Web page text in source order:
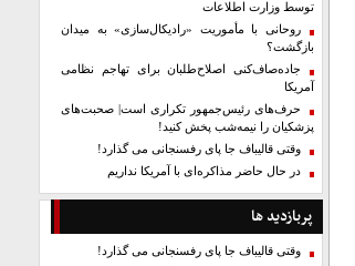
توسط وزارت اطلاعات
روحانی با مأموریت «رادیکال‌سازی» به میدان
بازگشت؟
جاده‌صاف‌کنی اصلاح‌طلبان برای تهاجم نظامی
آمریکا
حرف‌های رئیس‌جمهور تکراری است| صحبت‌های
پزشکیان را نیمه‌شب پخش کنید!
وقتی قالیباف جا پای رفسنجانی می گذارد!
در حال حاضر مذاکره‌ای با آمریکا نداریم
پربازدید ها
وقتی قالیباف جا پای رفسنجانی می گذارد!